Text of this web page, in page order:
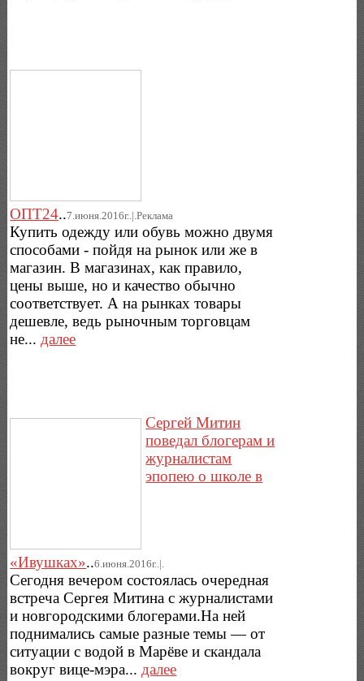
ОПТ24..7.июня.2016г..|.Реклама
Купить одежду или обувь можно двумя
способами - пойдя на рынок или же в
магазин. В магазинах, как правило,
цены выше, но и качество обычно
соответствует. А на рынках товары
дешевле, ведь рыночным торговцам
не... далее
Сергей Митин
поведал блогерам и
журналистам
эпопею о школе в
«Ивушках»..6.июня.2016г..|.
Сегодня вечером состоялась очередная
встреча Сергея Митина с журналистами
и новгородскими блогерами.На ней
поднимались самые разные темы — от
ситуации с водой в Марёве и скандала
вокруг вице-мэра...далее